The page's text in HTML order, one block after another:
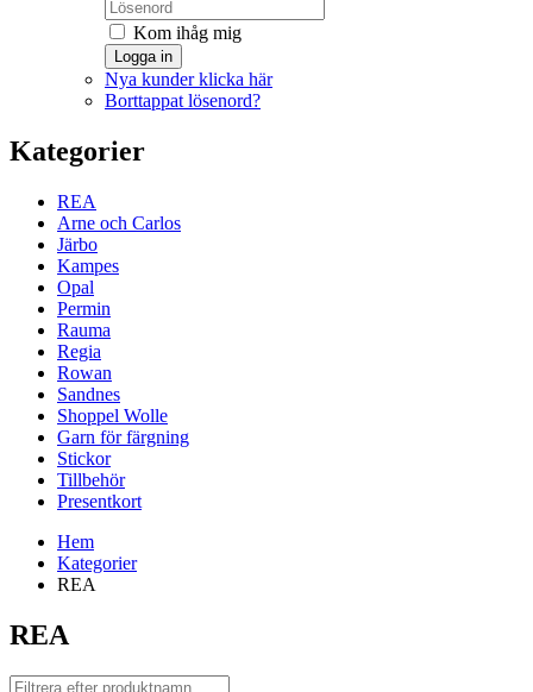
Kom ihåg mig
Logga in
Nya kunder klicka här
Borttappat lösenord?
Kategorier
REA
Arne och Carlos
Järbo
Kampes
Opal
Permin
Rauma
Regia
Rowan
Sandnes
Shoppel Wolle
Garn för färgning
Stickor
Tillbehör
Presentkort
Hem
Kategorier
REA
REA